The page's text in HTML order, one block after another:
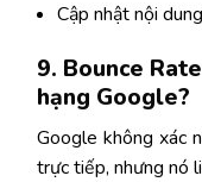
Cập nhật nội
9. Bounce
hạng Google?
Google không xác
trực tiếp, nhưng nó